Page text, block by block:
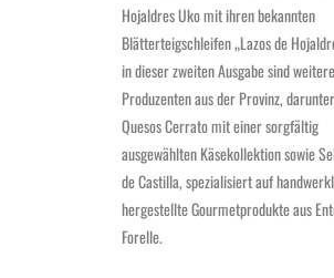
Hojaldres Uko mit ihren bekannten
Blätterteigschleifen „Lazos de
in dieser zweiten Ausgabe sind weitere
Produzenten aus der Provinz, darunter
Quesos Cerrato mit einer sorgfältig
ausgewählten Käsekollektion sowie
de Castilla, spezialisiert auf
hergestellte Gourmetprodukte aus
Forelle.